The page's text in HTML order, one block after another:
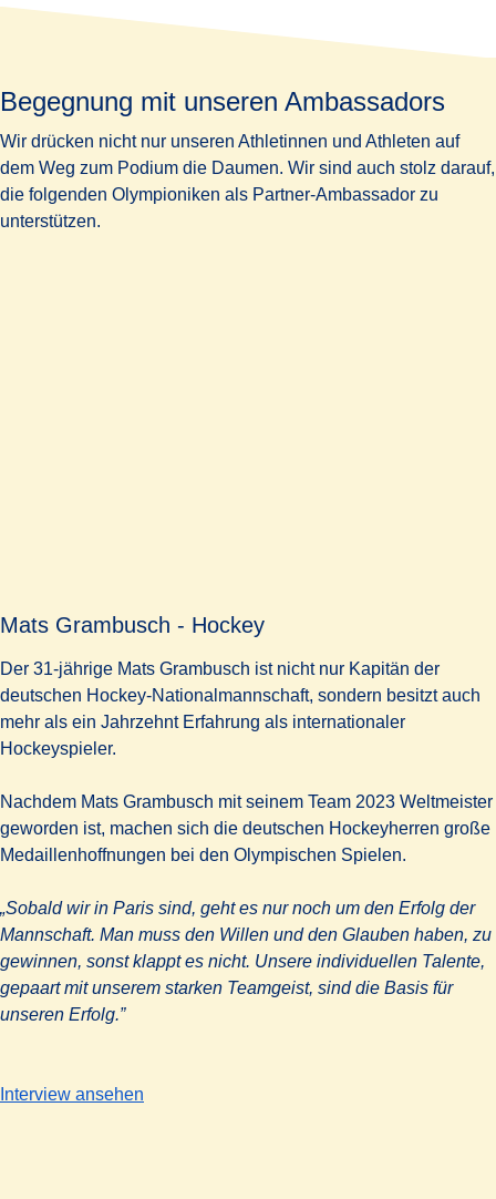
Begegnung mit unseren Ambassadors
Wir drücken nicht nur unseren Athletinnen und Athleten auf
dem Weg zum Podium die Daumen. Wir sind auch stolz darauf,
die folgenden Olympioniken als Partner-Ambassador zu
unterstützen.
Mats Grambusch - Hockey
Der 31-jährige Mats Grambusch ist nicht nur Kapitän der
deutschen Hockey-Nationalmannschaft, sondern besitzt auch
mehr als ein Jahrzehnt Erfahrung als internationaler
Hockeyspieler.
Nachdem Mats Grambusch mit seinem Team 2023 Weltmeister
geworden ist, machen sich die deutschen Hockeyherren große
Medaillenhoffnungen bei den Olympischen Spielen.
„Sobald wir in Paris sind, geht es nur noch um den Erfolg der
Mannschaft. Man muss den Willen und den Glauben haben, zu
gewinnen, sonst klappt es nicht. Unsere individuellen Talente,
gepaart mit unserem starken Teamgeist, sind die Basis für
unseren Erfolg.”
Interview ansehen
-Mats Grambusch - Hockey